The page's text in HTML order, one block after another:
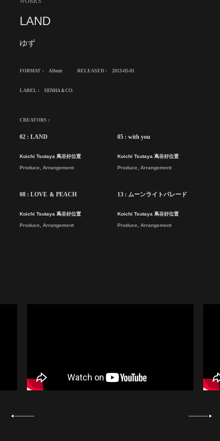
LAND
ゆず
FORMAT : Album RELEASED : 2013-05-01
LABEL : SENHA＆CO.
CREATORS :
02 : LAND
Koichi Tsutaya 蔦谷好位置
Produce, Arrangement
05 : with you
Koichi Tsutaya 蔦谷好位置
Produce, Arrangement
08 : LOVE ＆ PEACH
Koichi Tsutaya 蔦谷好位置
Produce, Arrangement
13 : ムーンライトパレード
Koichi Tsutaya 蔦谷好位置
Produce, Arrangement